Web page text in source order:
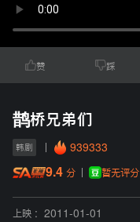
赞 踩
鹊桥兄弟们
韩剧 939333
9.4 分 暂无评分
上映 :
2011-01-01